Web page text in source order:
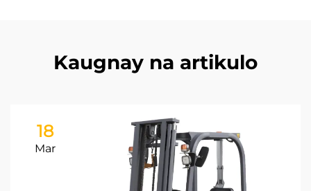
Kaugnay na artikulo
18
Mar